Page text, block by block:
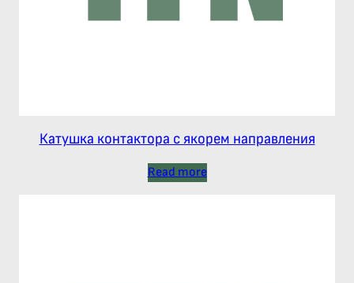
Катушка контактора с якорем направления
Read more